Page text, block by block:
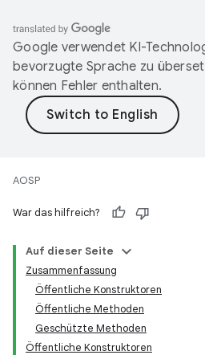
Google verwendet KI-
bevorzugte Sprache zu
können Fehler enthalten.
AOSP
War das hilfreich?
Auf dieser Seite
Zusammenfassung
Öffentliche Konstruktoren
Öffentliche Methoden
Geschützte Methoden
Öffentliche Konstruktoren